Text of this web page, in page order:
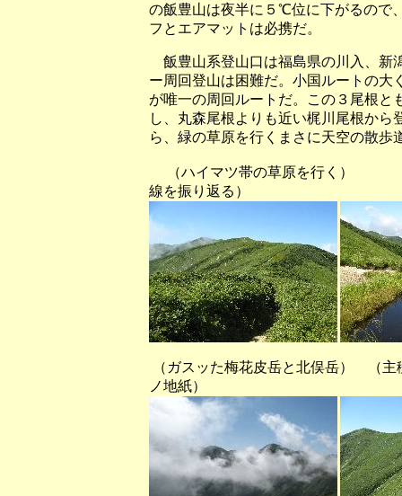
の飯豊山は夜半に５℃位に下がるので
フとエアマットは必携だ。
飯豊山系登山口は福島県の川入、新
ー周回登山は困難だ。小国ルートの大
が唯一の周回ルートだ。この３尾根と
し、丸森尾根よりも近い梶川尾根か
ら、緑の草原を行くまさに天空の散歩
（ハイマツ帯の草原
線を振り返る）
（ガスッた梅花皮岳と北俣岳） （
ノ地紙）